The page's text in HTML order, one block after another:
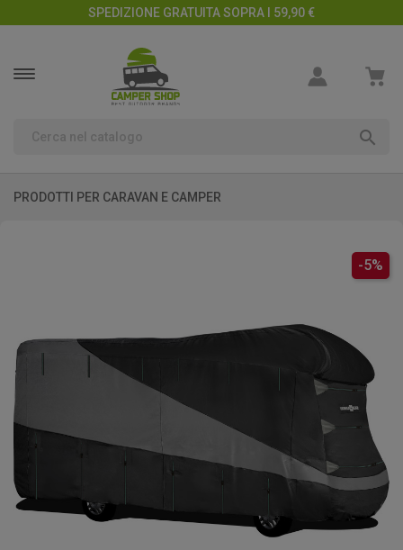
SPEDIZIONE GRATUITA SOPRA I 59,90 €

PRODOTTI PER CARAVAN E CAMPER
-5%